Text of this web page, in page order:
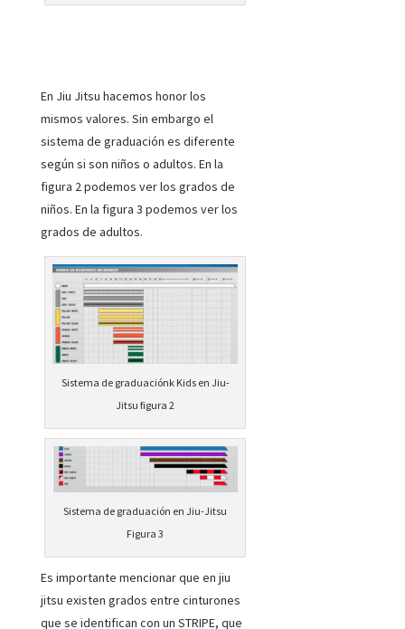
En Jiu Jitsu hacemos honor los
mismos valores. Sin embargo el
sistema de graduación es diferente
según si son niños o adultos. En la
figura 2 podemos ver los grados de
niños. En la figura 3 podemos ver los
grados de adultos.
Sistema de graduaciónk Kids en Jiu-
Jitsu figura 2
Sistema de graduación en Jiu-Jitsu
Figura 3
Es importante mencionar que en jiu
jitsu existen grados entre cinturones
que se identifican con un STRIPE, que